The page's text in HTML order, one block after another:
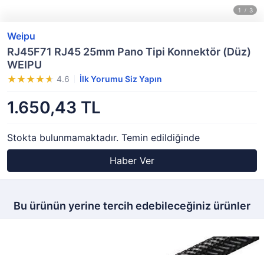
Weipu
RJ45F71 RJ45 25mm Pano Tipi Konnektör (Düz)
WEIPU
4.6 İlk Yorumu Siz Yapın
1.650,43 TL
Stokta bulunmamaktadır. Temin edildiğinde
Haber Ver
Bu ürünün yerine tercih edebileceğiniz ürünler